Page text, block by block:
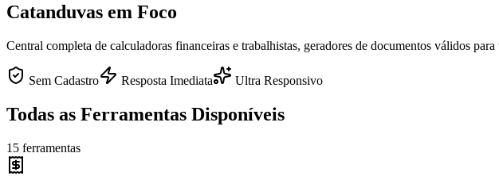
Catanduvas em Foco
Central completa de calculadoras financeiras e trabalhistas, geradores de documentos válidos
Sem Cadastro Resposta Imediata Ultra Responsivo
Todas as Ferramentas Disponíveis
15 ferramentas